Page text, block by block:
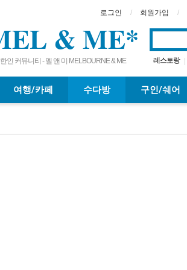
로그인 회원가입
& ME*
인 커뮤니티 - 멜 앤 미 MELBOURNE & ME 레스토랑 |
여행/카페 수다방 구인/쉐어